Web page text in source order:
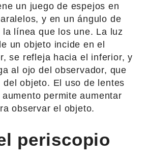
un juego de espejos en
y en un ángulo de
la línea que los une. La luz
un objeto incide en el
se refleja hacia el inferior, y
al ojo del observador, que
del objeto. El uso de lentes
permite aumentar
observar el objeto.
periscopio